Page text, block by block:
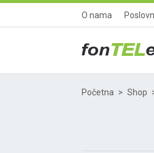
O nama
Početna Shop